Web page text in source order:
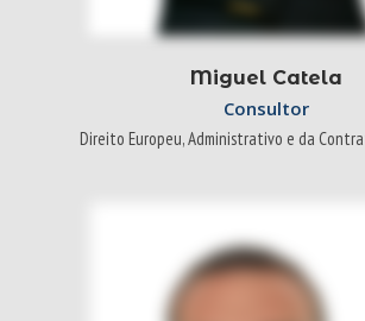
Miguel Catela
Consultor
Direito Europeu, Administrativo e da